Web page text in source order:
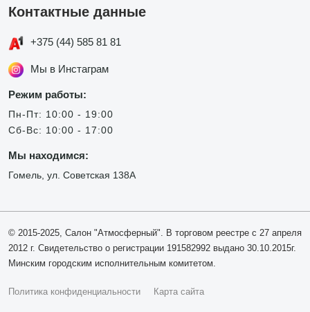
Контактные данные
+375 (44) 585 81 81
Мы в Инстаграм
Режим работы:
Пн-Пт: 10:00 - 19:00
Сб-Вс: 10:00 - 17:00
Мы находимся:
Гомель, ул. Советская 138А
© 2015-2025, Салон "Атмосферный". В торговом реестре с 27 апреля
2012 г. Свидетельство о регистрации 191582992 выдано 30.10.2015г.
Минским городским исполнительным комитетом.
Политика конфиденциальности Карта сайта